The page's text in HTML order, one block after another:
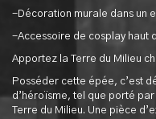
-Décoration murale dans un
-Accessoire de cosplay haut
Apportez la Terre du Milieu
Posséder cette épée, c’est
d’héroïsme, tel que porté
Terre du Milieu. Une pièce